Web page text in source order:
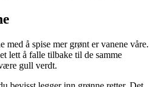
med å spise mer grønt er vanene våre.
lett å falle tilbake til de samme
gull verdt.